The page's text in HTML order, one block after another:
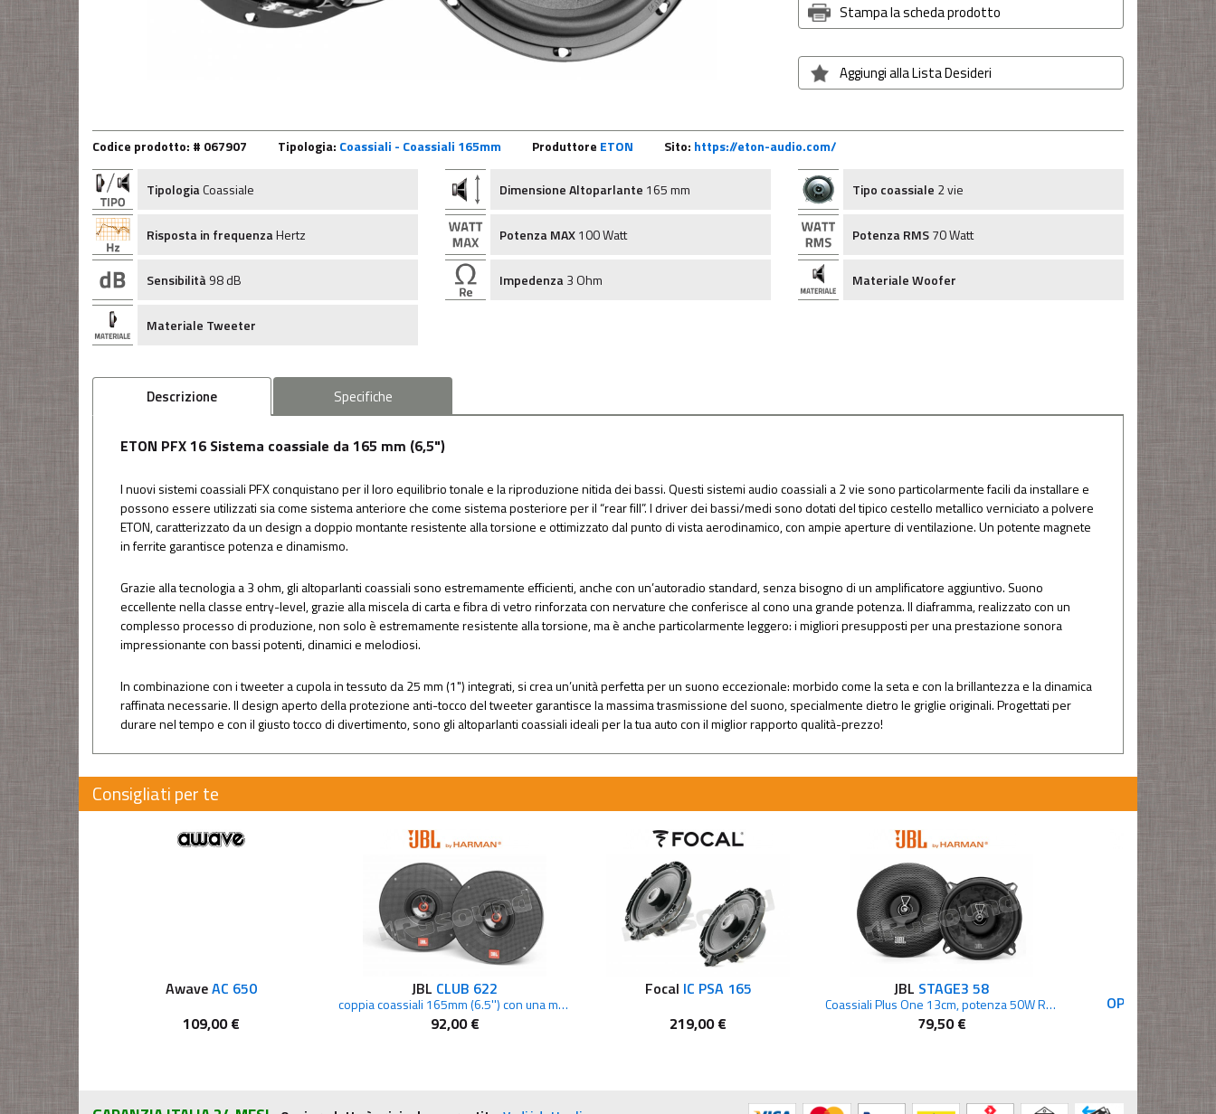
Stampa la scheda prodotto
Aggiungi alla Lista Desideri
Codice prodotto: # 067907 Tipologia: Coassiali - Coassiali 165mm Produttore ETON Sito: https://eton-audio.com/
TipologiaCoassiale Dimensione Altoparlante 165 mm Tipo coassiale 2 vie
Risposta in frequenzaHertz Potenza MAX100 Watt Potenza RMS70 Watt
Sensibilità98 dB Impedenza3 Ohm Materiale Woofer
Materiale Tweeter
Descrizione Specifiche
ETON PFX 16 Sistema coassiale da 165 mm (6,5")
I nuovi sistemi coassiali PFX conquistano per il loro equilibrio tonale e la riproduzione nitida dei bassi. Questi sistemi audio coassiali a 2 vie sono particolarmente facili da installare e
possono essere utilizzati sia come sistema anteriore che come sistema posteriore per il “rear fill”. I driver dei bassi/medi sono dotati del tipico cestello metallico verniciato a polvere
ETON, caratterizzato da un design a doppio montante resistente alla torsione e ottimizzato dal punto di vista aerodinamico, con ampie aperture di ventilazione. Un potente magnete
in ferrite garantisce potenza e dinamismo.
Grazie alla tecnologia a 3 ohm, gli altoparlanti coassiali sono estremamente efficienti, anche con un’autoradio standard, senza bisogno di un amplificatore aggiuntivo. Suono
eccellente nella classe entry-level, grazie alla miscela di carta e fibra di vetro rinforzata con nervature che conferisce al cono una grande potenza. Il diaframma, realizzato con un
complesso processo di produzione, non solo è estremamente resistente alla torsione, ma è anche particolarmente leggero: i migliori presupposti per una prestazione sonora
impressionante con bassi potenti, dinamici e melodiosi.
In combinazione con i tweeter a cupola in tessuto da 25 mm (1") integrati, si crea un’unità perfetta per un suono eccezionale: morbido come la seta e con la brillantezza e la dinamica
raffinata necessarie. Il design aperto della protezione anti-tocco del tweeter garantisce la massima trasmissione del suono, specialmente dietro le griglie originali. Progettati per
durare nel tempo e con il giusto tocco di divertimento, sono gli altoparlanti coassiali ideali per la tua auto con il miglior rapporto qualità-prezzo!
Consigliati per te
AwaveAC 650
109,00 €
JBL CLUB 622
coppia coassiali 165mm (6.5'') con una maggiore superficie del cono
92,00 €
Focal IC PSA 165
219,00 €
JBL STAGE3 58
Coassiali Plus One 13cm, potenza 50W RMS, griglie incluse
79,50 €